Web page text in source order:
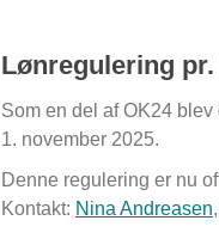
Lønregulering
Som en del af OK24
1. november 2025.
Denne regulering er nu
Kontakt: Nina Andreasen